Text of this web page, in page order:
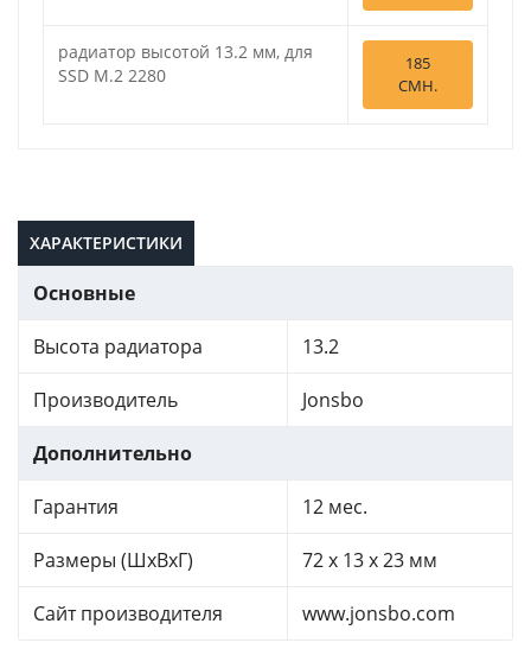
радиатор высотой 13.2 мм, для
SSD M.2 2280
185
СМН.
ХАРАКТЕРИСТИКИ
Основные
Высота радиатора 13.2
Производитель Jonsbo
Дополнительно
Гарантия 12 мес.
Размеры (ШхВхГ) 72 x 13 x 23 мм
Сайт производителя www.jonsbo.com